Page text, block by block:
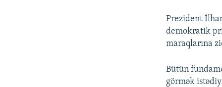
Prezident
demokratik
maraqlarına
Bütün
görmək